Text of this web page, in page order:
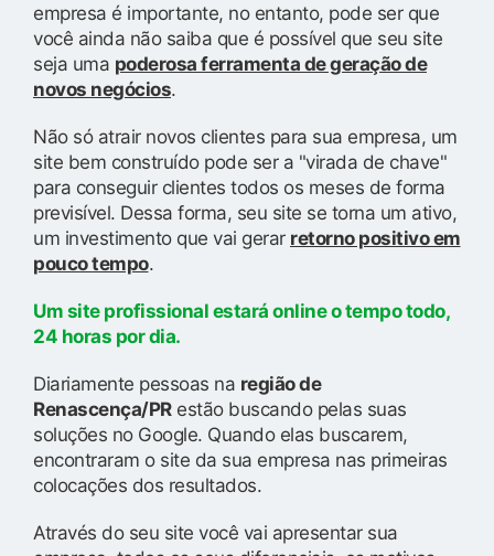
empresa é importante, no entanto, pode ser que
você ainda não saiba que é possível que seu site
seja uma poderosa ferramenta de geração de
novos negócios.
Não só atrair novos clientes para sua empresa, um
site bem construído pode ser a "virada de chave"
para conseguir clientes todos os meses de forma
previsível. Dessa forma, seu site se torna um ativo,
um investimento que vai gerar retorno positivo em
pouco tempo.
Um site profissional estará online o tempo todo,
24 horas por dia.
Diariamente pessoas na região de
Renascença/PRestão buscando pelas suas
soluções no Google. Quando elas buscarem,
encontraram o site da sua empresa nas primeiras
colocações dos resultados.
Através do seu site você vai apresentar sua